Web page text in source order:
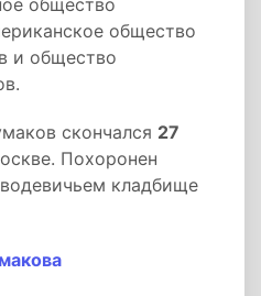
общество
общество
и общество
скончался 27
Похоронен
кладбище